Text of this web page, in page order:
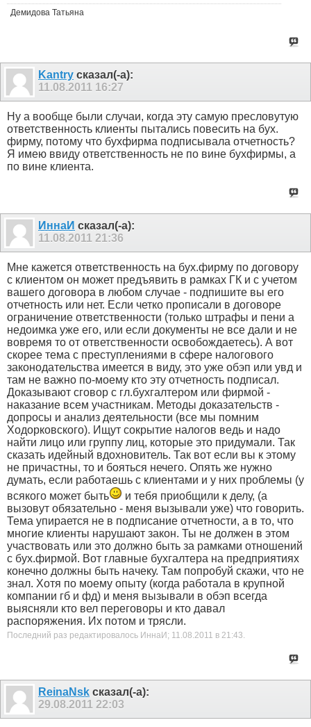
Демидова Татьяна
Kantry сказал(-а):
11.08.2011 16:27
Ну а вообще были случаи, когда эту самую пресловутую
ответственность клиенты пытались повесить на бух.
фирму, потому что бухфирма подписывала отчетность?
Я имею ввиду ответственность не по вине бухфирмы, а
по вине клиента.
ИннаИ сказал(-а):
11.08.2011 21:36
Мне кажется ответственность на бух.фирму по договору
с клиентом он может предъявить в рамках ГК и с учетом
вашего договора в любом случае - подпишите вы его
отчетность или нет. Если четко прописали в договоре
ограничение ответственности (только штрафы и пени а
недоимка уже его, или если документы не все дали и не
вовремя то от ответственности освобождаетесь). А вот
скорее тема с преступлениями в сфере налогового
законодательства имеется в виду, это уже обэп или увд и
там не важно по-моему кто эту отчетность подписал.
Доказывают сговор с гл.бухгалтером или фирмой -
наказание всем участникам. Методы доказательств -
допросы и анализ деятельности (все мы помним
Ходорковского). Ищут сокрытие налогов ведь и надо
найти лицо или группу лиц, которые это придумали. Так
сказать идейный вдохновитель. Так вот если вы к этому
не причастны, то и бояться нечего. Опять же нужно
думать, если работаешь с клиентами и у них проблемы (у
всякого может быть
и тебя приобщили к делу, (а
вызовут обязательно - меня вызывали уже) что говорить.
Тема упирается не в подписание отчетности, а в то, что
многие клиенты нарушают закон. Ты не должен в этом
участвовать или это должно быть за рамками отношений
с бух.фирмой. Вот главные бухгалтера на предприятиях
конечно должны быть начеку. Там попробуй скажи, что не
знал. Хотя по моему опыту (когда работала в крупной
компании гб и фд) и меня вызывали в обэп всегда
выясняли кто вел переговоры и кто давал
распоряжения. Их потом и трясли.
Последний раз редактировалось ИннаИ; 11.08.2011 в 21:43
ReinaNsk сказал(-а):
29.08.2011 22:03